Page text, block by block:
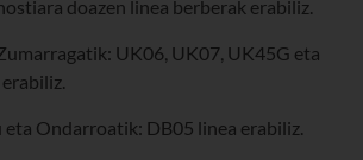
doazen linea berberak erabiliz.
UK06, UK07, UK45G eta
Ondarroatik: DB05 linea erabiliz.